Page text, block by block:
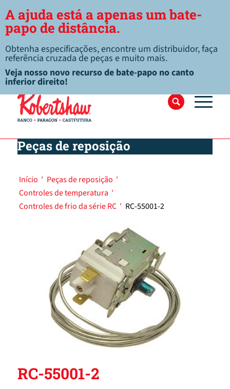
A ajuda está a apenas um bate-
papo de distância.
Obtenha especificações, encontre um distribuidor, faça
referência cruzada de peças e muito mais.
Veja nosso novo recurso de bate-papo no canto
inferior direito!
Peças de reposição
Início ' Peças de reposição '
Controles de temperatura '
Controles de frio da série RC ' RC-55001-2
RC-55001-2